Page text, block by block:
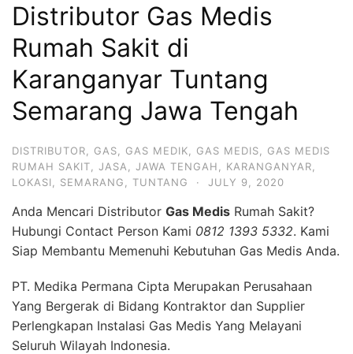
Distributor Gas Medis
Rumah Sakit di
Karanganyar Tuntang
Semarang Jawa Tengah
DISTRIBUTOR GAS GAS MEDIK GAS MEDIS
GAS MEDIS
RUMAH SAKIT
JASA JAWA TENGAH KARANGANYAR
LOKASI
SEMARANG TUNTANG · JULY 9, 2020
Anda Mencari Distributor Gas Medis Rumah Sakit?
Hubungi Contact Person Kami 0812 1393 5332. Kami
Siap Membantu Memenuhi Kebutuhan Gas Medis Anda.
PT. Medika Permana Cipta Merupakan Perusahaan
Yang Bergerak di Bidang Kontraktor dan Supplier
Perlengkapan Instalasi Gas Medis Yang Melayani
Seluruh Wilayah Indonesia.